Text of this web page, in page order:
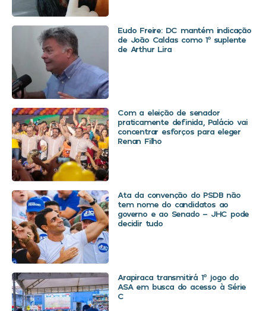
Eudo Freire: DC mantém indicação
de João Caldas como 1º suplente
de Arthur Lira
Com a eleição de senador
praticamente definida, Palácio vai
concentrar esforços para eleger
Renan Filho
Ata da convenção do PSDB não
tem nome do candidatos ao
governo e ao Senado – JHC pode
decidir tudo
Arapiraca transmitirá 1º jogo do
ASA em busca do acesso à Série
C